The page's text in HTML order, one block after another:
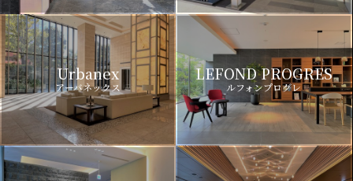
Urbanex
アーバネックス
LEFOND PROGRES
ルフォンプログレ